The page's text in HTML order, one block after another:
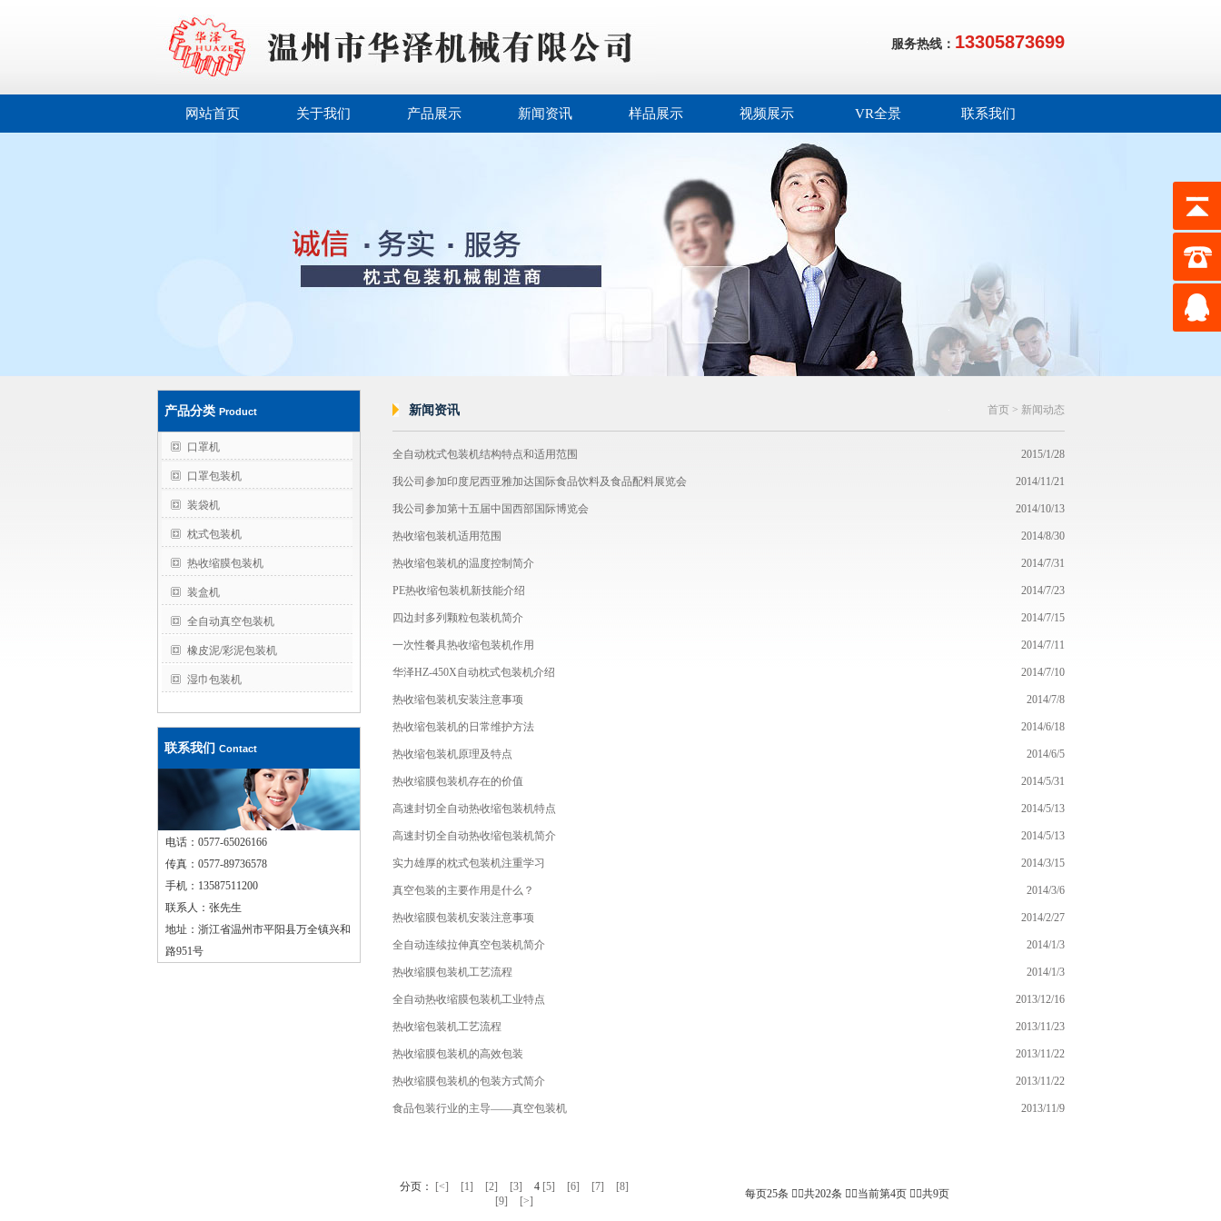
服务热线： 13305873699
网站首页 关于我们 产品展示 新闻资讯 样品展示 视频展示 VR全景 联系我们
首页 > 新闻动态
新闻资讯
2015/1/28
全自动枕式包装机结构特点和适用范围
2014/11/21
我公司参加印度尼西亚雅加达国际食品饮料及食品配料展览会
2014/10/13
我公司参加第十五届中国西部国际博览会
2014/8/30
热收缩包装机适用范围
2014/7/31
热收缩包装机的温度控制简介
2014/7/23
PE热收缩包装机新技能介绍
2014/7/15
四边封多列颗粒包装机简介
2014/7/11
一次性餐具热收缩包装机作用
2014/7/10
华泽HZ-450X自动枕式包装机介绍
2014/7/8
热收缩包装机安装注意事项
2014/6/18
热收缩包装机的日常维护方法
2014/6/5
热收缩包装机原理及特点
2014/5/31
热收缩膜包装机存在的价值
2014/5/13
高速封切全自动热收缩包装机特点
2014/5/13
高速封切全自动热收缩包装机简介
2014/3/15
实力雄厚的枕式包装机注重学习
2014/3/6
真空包装的主要作用是什么？
2014/2/27
热收缩膜包装机安装注意事项
2014/1/3
全自动连续拉伸真空包装机简介
2014/1/3
热收缩膜包装机工艺流程
2013/12/16
全自动热收缩膜包装机工业特点
2013/11/23
热收缩包装机工艺流程
2013/11/22
热收缩膜包装机的高效包装
2013/11/22
热收缩膜包装机的包装方式简介
2013/11/9
食品包装行业的主导——真空包装机
分页： [<] [1] [2] [3] 4 [5] [6] [7]
[8]
[9]
[>]
每页25条 共202条 当前第4页 共9页
产品分类 Product
口罩机
口罩包装机
装袋机
枕式包装机
热收缩膜包装机
装盒机
全自动真空包装机
橡皮泥/彩泥包装机
湿巾包装机
联系我们 Contact
电话：0577-65026166
传真：0577-89736578
手机：13587511200
联系人：张先生
地址：浙江省温州市平阳县万全镇兴和
路951号